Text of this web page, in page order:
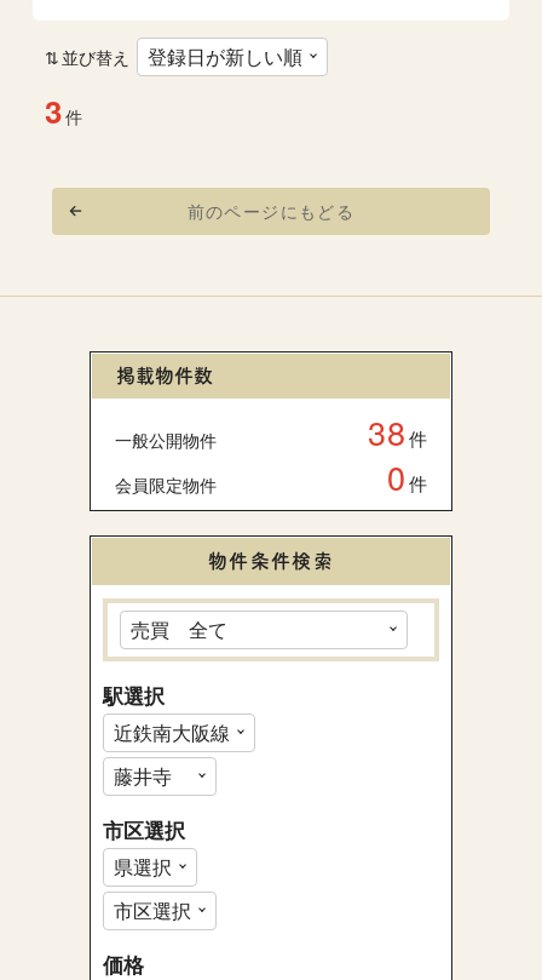
並び替え
3件
前のページにもどる
掲載物件数
一般公開物件 38件
会員限定物件 0件
物件条件検索
駅選択
市区選択
価格